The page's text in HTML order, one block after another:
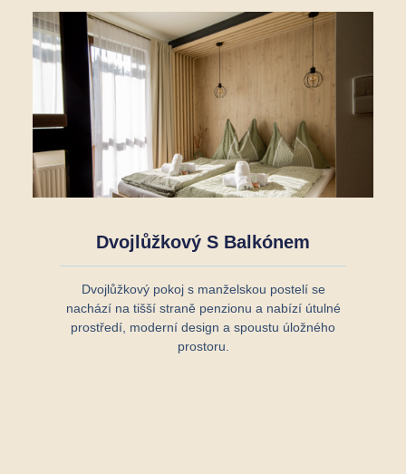
Dvojlůžkový S Balkónem
Dvojlůžkový pokoj s manželskou postelí se
nachází na tišší straně penzionu a nabízí útulné
prostředí, moderní design a spoustu úložného
prostoru.